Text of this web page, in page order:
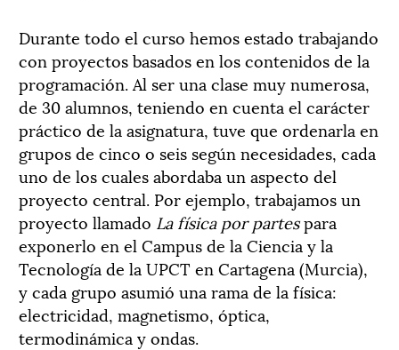
Durante todo el curso hemos estado trabajando
con proyectos basados en los contenidos de la
programación. Al ser una clase muy numerosa,
de 30 alumnos, teniendo en cuenta el carácter
práctico de la asignatura, tuve que ordenarla en
grupos de cinco o seis según necesidades, cada
uno de los cuales abordaba un aspecto del
proyecto central. Por ejemplo, trabajamos un
proyecto llamado La física por partespara
exponerlo en el Campus de la Ciencia y la
Tecnología de la UPCT en Cartagena (Murcia),
y cada grupo asumió una rama de la física:
electricidad, magnetismo, óptica,
termodinámica y ondas.